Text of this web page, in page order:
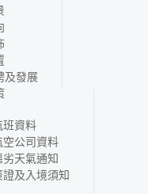
及發展
班資料
空公司資料
劣天氣通知
證及入境須知